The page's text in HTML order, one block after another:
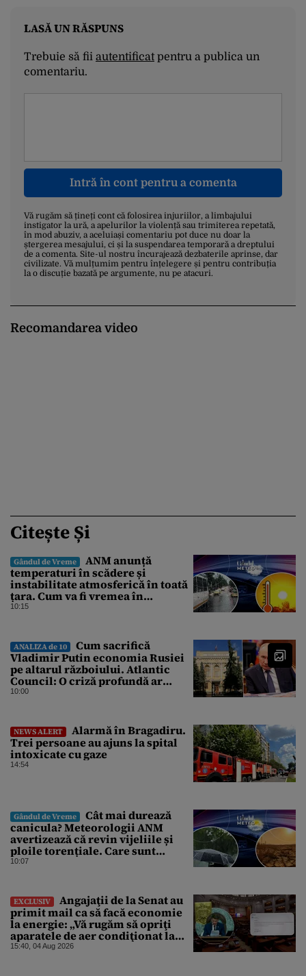
LASĂ UN RĂSPUNS
Trebuie să fii autentificatpentru a publica un
comentariu.
Intră în cont pentru a comenta
Vă rugăm să țineți cont că folosirea injuriilor, a limbajului
instigator la ură, a apelurilor la violență sau trimiterea repetată,
în mod abuziv, a aceluiași comentariu pot duce nu doar la
ștergerea mesajului, ci și la suspendarea temporară a dreptului
de a comenta. Site-ul nostru încurajează dezbaterile aprinse, dar
civilizate. Vă mulțumim pentru înțelegere și pentru contribuția
la o discuție bazată pe argumente, nu pe atacuri.
Recomandarea video
Citește Și
Gândul de Vreme
ANM anunță
temperaturi în scădere și
instabilitate atmosferică în toată
țara. Cum va fi vremea în
București și când vin vijeliile
10:15
ANALIZA de 10
Cum sacrifică
Vladimir Putin economia Rusiei
pe altarul războiului. Atlantic
Council: O criză profundă ar
putea forța Kremlinul să apeleze
10:00
NEWS ALERT
Alarmă în Bragadiru.
Trei persoane au ajuns la spital
intoxicate cu gaze
14:54
Gândul de Vreme
Cât mai durează
canicula? Meteorologii ANM
avertizează că revin vijeliile și
ploile torențiale. Care sunt
zonele vizate, începând chiar de
10:07
EXCLUSIV
Angajaţii de la Senat au
primit mail ca să facă economie
la energie: „Vă rugăm să opriţi
aparatele de aer condiţionat la
sfârşitul programului”
15:40, 04 Aug 2026